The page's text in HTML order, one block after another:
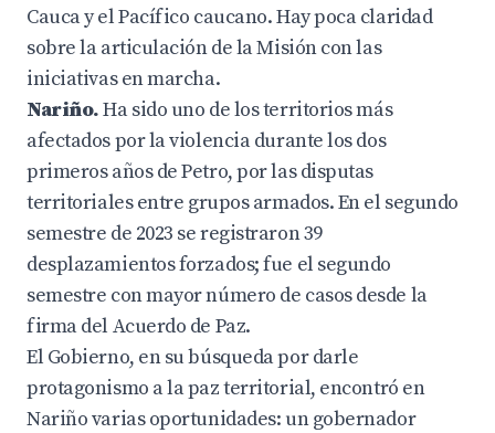
Cauca y el Pacífico caucano. Hay poca claridad
sobre la articulación de la Misión con las
iniciativas en marcha.
Nariño.Ha sido uno de los territoriosmás
afectados por la violencia durante los dos
primeros años de Petro, por las disputas
territoriales entre grupos armados. En el segundo
semestre de 2023 se registraron 39
desplazamientos forzados; fue el segundo
semestre con mayor número de casos desde la
firma del Acuerdo de Paz.
El Gobierno, en su búsqueda por darle
protagonismo a la paz territorial, encontró en
Nariño varias oportunidades: un gobernador